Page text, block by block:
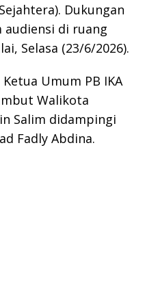
Dukungan
di ruang
Selasa (23/6/2026).
Umum PB IKA
Walikota
Salim didampingi
Fadly Abdina.